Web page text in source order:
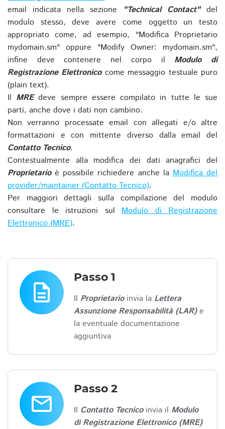
email indicata nella sezione
"Technical Contact"del
modulo stesso, deve avere come oggetto un testo
appropriato come, ad esempio, "Modifica Proprietario
mydomain.sm" oppure "Modify Owner: mydomain.sm",
infine deve contenere nel corpo il Modulo di
Registrazione Elettronicocome messaggio testuale puro
(plain text).
Il MREdeve sempre essere compilato in tutte le sue
parti, anche dove i dati non cambino.
Non verranno processate email con allegati e/o altre
formattazioni e con mittente diverso dalla email del
Contatto Tecnico.
Contestualmente alla modifica dei dati anagrafici del
Proprietarioè possibile richiedere anche laModifica del
provider/maintainer (Contatto Tecnico).
Per maggiori dettagli sulla compilazione del modulo
consultare le istruzioni sul Modulo di Registrazione
Elettronico (MRE).
description
Passo 1
Il Proprietarioinvia la Lettera
Assunzione Responsabilità (LAR)e
la eventuale documentazione
aggiuntiva
email
Passo 2
Il Contatto Tecnicoinvia il Modulo
di Registrazione Elettronico (MRE)